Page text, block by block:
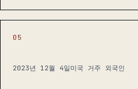
05
2023년 12월 4일미국 거주 외국인